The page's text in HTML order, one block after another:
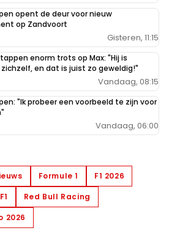
opent de deur voor nieuw
op Zandvoort
Gisteren, 11:15
enorm trots op Max: "Hij is
en dat is juist zo geweldig!"
Vandaag, 08:15
"Ik probeer een voorbeeld te zijn voor
Vandaag, 06:00
Formule 1
F1 2026
F1
Red Bull Racing
2026